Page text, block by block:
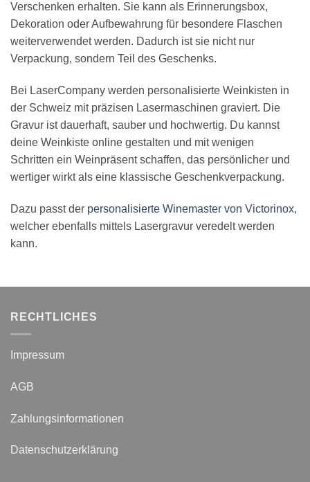
Verschenken erhalten. Sie kann als Erinnerungsbox,
Dekoration oder Aufbewahrung für besondere Flaschen
weiterverwendet werden. Dadurch ist sie nicht nur
Verpackung, sondern Teil des Geschenks.
Bei LaserCompany werden personalisierte Weinkisten in
der Schweiz mit präzisen Lasermaschinen graviert. Die
Gravur ist dauerhaft, sauber und hochwertig. Du kannst
deine Weinkiste online gestalten und mit wenigen
Schritten ein Weinpräsent schaffen, das persönlicher und
wertiger wirkt als eine klassische Geschenkverpackung.
Dazu passt der personalisierte Winemaster von Victorinox,
welcher ebenfalls mittels Lasergravur veredelt werden
kann.
RECHTLICHES
Impressum
AGB
Zahlungsinformationen
Datenschutzerklärung